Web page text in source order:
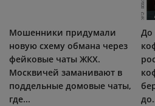
Мошенники придумали
новую схему обмана через
фейковые чаты ЖКХ.
Москвичей заманивают в
поддельные домовые чаты,
где...
До